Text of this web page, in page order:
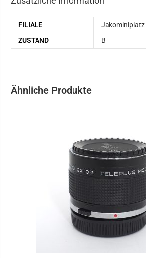
FILIALE
Jakominiplatz
ZUSTAND
B
Ähnliche Produkte